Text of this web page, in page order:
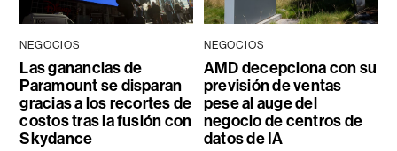
NEGOCIOS
Las ganancias de
Paramount se disparan
gracias a los recortes de
costos tras la fusión con
Skydance
NEGOCIOS
AMD decepciona con su
previsión de ventas
pese al auge del
negocio de centros de
datos de IA